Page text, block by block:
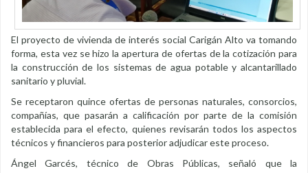
El proyecto de vivienda de interés social Carigán Alto va tomando
forma, esta vez se hizo la apertura de ofertas de la cotización para
la construcción de los sistemas de agua potable y alcantarillado
sanitario y pluvial.
Se receptaron quince ofertas de personas naturales, consorcios,
compañías, que pasarán a calificación por parte de la comisión
establecida para el efecto, quienes revisarán todos los aspectos
técnicos y financieros para posterior adjudicar este proceso.
Ángel Garcés, técnico de Obras Públicas, señaló que la